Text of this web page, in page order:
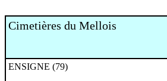
Cimetières du Mellois
ENSIGNE (79)